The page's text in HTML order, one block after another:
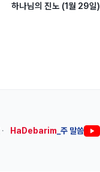
하나님의 진노 (1월 29일)
·
HaDebarim _주 말씀